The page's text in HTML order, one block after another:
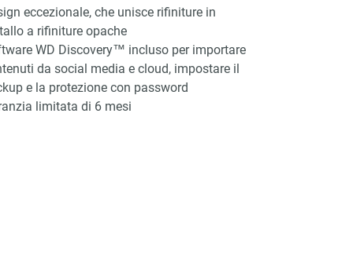
eccezionale, che unisce rifiniture in
a rifiniture opache
WD Discovery™ incluso per importare
da social media e cloud, impostare il
e la protezione con password
limitata di 6 mesi